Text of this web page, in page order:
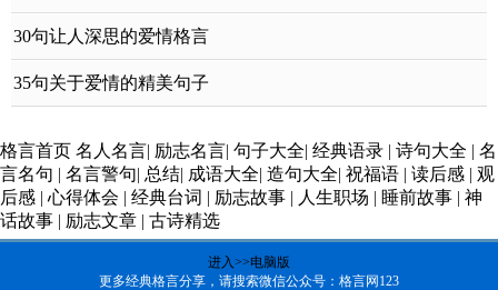
30句让人深思的爱情格言
35句关于爱情的精美句子
格言首页 名人名言| 励志名言| 句子大全| 经典语录 | 诗句大全 | 名
言名句 | 名言警句| 总结| 成语大全| 造句大全| 祝福语 | 读后感 | 观
后感 | 心得体会 | 经典台词 | 励志故事 | 人生职场 | 睡前故事 | 神
话故事 | 励志文章 | 古诗精选
进入>>电脑版
更多经典格言分享，请搜索微信公众号：格言网123